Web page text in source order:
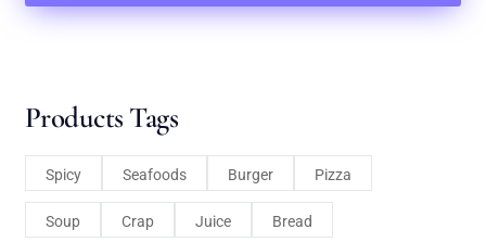
Products Tags
Spicy Seafoods Burger Pizza
Soup Crap Juice Bread